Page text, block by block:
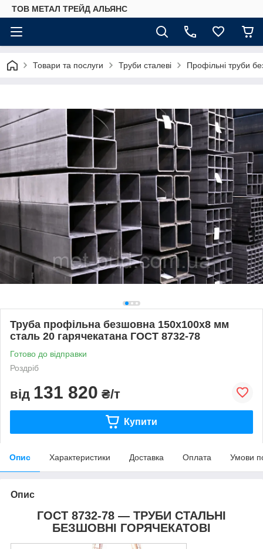
ТОВ МЕТАЛ ТРЕЙД АЛЬЯНС
Товари та послуги Труби сталеві Профільні труби
Труба профільна безшовна 150х100х8 мм
сталь 20 гарячекатана ГОСТ 8732-78
Готово до відправки
Роздріб
від 131 820 ₴/т
Купити
Опис Характеристики Доставка Оплата Умови
Опис
ГОСТ 8732-78 — ТРУБИ СТАЛЬНІ
БЕЗШОВНІ ГОРЯЧЕКАТОВІ